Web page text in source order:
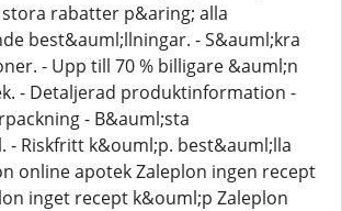
rabatter p&aring; alla
best&auml;llningar. - S&auml;kra
- Upp till 70 % billigare &auml;n
- Detaljerad produktinformation -
- B&auml;sta
- Riskfritt k&ouml;p. best&auml;lla
online apotek Zaleplon ingen recept
inget recept k&ouml;p Zaleplon